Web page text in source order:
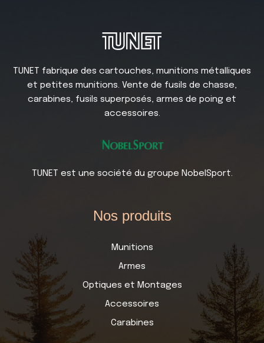
TUNET fabrique des cartouches, munitions métalliques
et petites munitions. Vente de fusils de chasse,
carabines, fusils superposés, armes de poing et
accessoires.
TUNET est une société du groupe NobelSport.
Nos produits
Munitions
Armes
Optiques et Montages
Accessoires
Carabines